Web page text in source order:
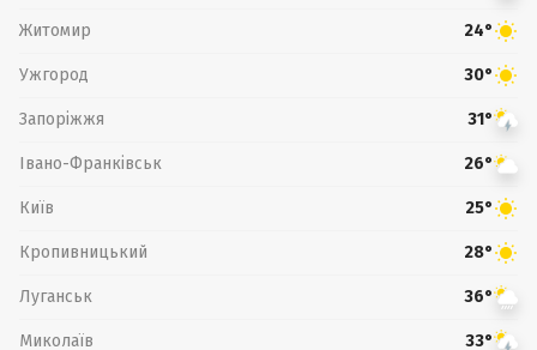
Житомир 24°
Ужгород 30°
Запоріжжя 31°
Івано-Франківськ 26°
Київ 25°
Кропивницький 28°
Луганськ 36°
Миколаїв 33°